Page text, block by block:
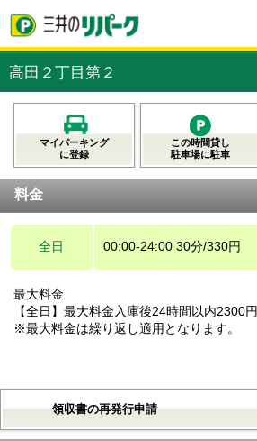
高田２丁目第２
マイパーキング
に登録
この時間貸し
駐車場に駐車
料金
全日 00:00-24:00 30分/330円
最大料金
【全日】最大料金入庫後24時間以内2300円
※最大料金は繰り返し適用となります。
領収書の再発行申請